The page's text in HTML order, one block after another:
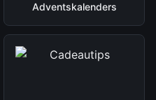
Adventskalenders